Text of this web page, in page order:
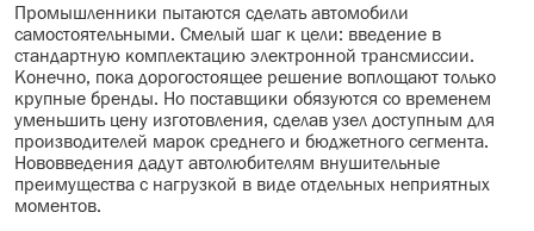
ИНДУСТРИАЛЬНЫЕ МАСЛА
АНТИФРИЗЫ СПЕЦЖИДКОСТИ
ПРИСАДКИ АВТОХИМИЯ
АВТО КОСМЕТИКА
Промышленники пытаются сделать автомобили
самостоятельными. Смелый шаг к цели: введение в
стандартную комплектацию электронной трансмиссии.
Конечно, пока дорогостоящее решение воплощают только
крупные бренды. Но поставщики обязуются со временем
уменьшить цену изготовления, сделав узел доступным для
производителей марок среднего и бюджетного сегмента.
Нововведения дадут автолюбителям внушительные
преимущества с нагрузкой в виде отдельных неприятных
моментов.